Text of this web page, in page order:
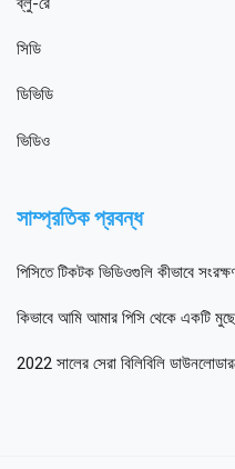
সিডি
ডিভিডি
ভিডিও
সাম্প্রতিক প্রবন্ধ
পিসিতে টিকটক ভিডিওগুলি কীভাবে
কিভাবে আমি আমার পিসি থেকে একটি
2022 সালের সেরা বিলিবিলি